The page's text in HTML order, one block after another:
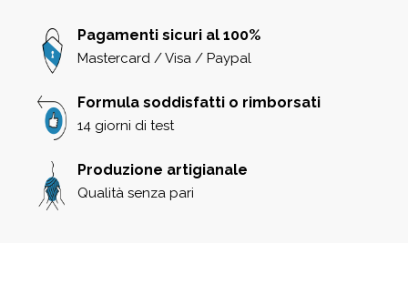
Pagamenti sicuri al 100%
Mastercard / Visa / Paypal
Formula soddisfatti o rimborsati
14 giorni di test
Produzione artigianale
Qualità senza pari